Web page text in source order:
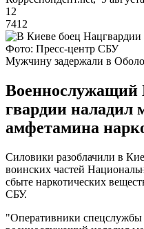
12
7412
Фото: Пресс-центр СБУ
Мужчину задержали в
Военнослужащий
гвардии наладил
амфетамина
Силовики разоблачили в
воинских частей
сбыте наркотических
СБУ.
"Оперативники спецслужбы